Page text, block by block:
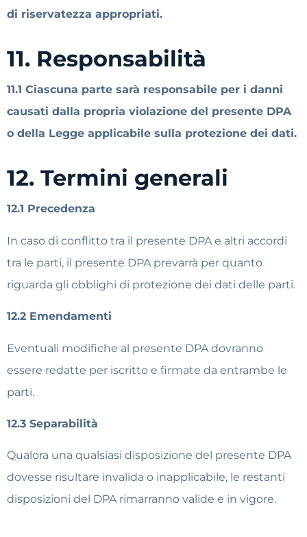
di riservatezza appropriati.
11. Responsabilità
11.1 Ciascuna parte sarà responsabile per i danni
causati dalla propria violazione del presente DPA
o della Legge applicabile sulla protezione dei dati.
12. Termini generali
12.1 Precedenza
In caso di conflitto tra il presente DPA e altri accordi
tra le parti, il presente DPA prevarrà per quanto
riguarda gli obblighi di protezione dei dati delle parti.
12.2 Emendamenti
Eventuali modifiche al presente DPA dovranno
essere redatte per iscritto e firmate da entrambe le
parti.
12.3 Separabilità
Qualora una qualsiasi disposizione del presente DPA
dovesse risultare invalida o inapplicabile, le restanti
disposizioni del DPA rimarranno valide e in vigore.